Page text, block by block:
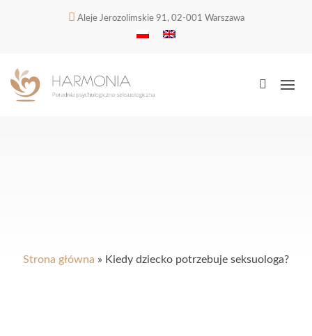
Aleje Jerozolimskie 91, 02-001 Warszawa
Strona główna » Kiedy dziecko potrzebuje seksuologa?